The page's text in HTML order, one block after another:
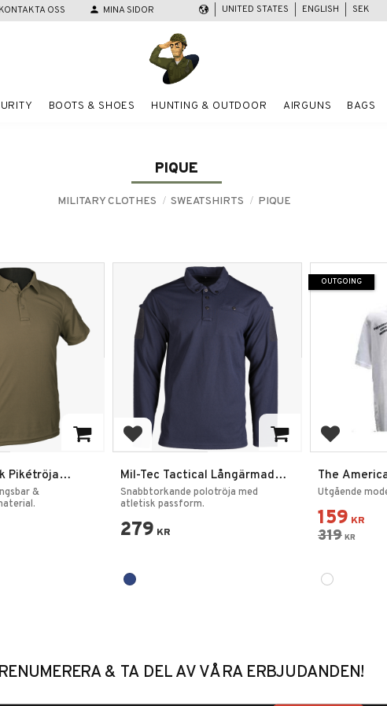
KONTAKTA OSS person MINA SIDOR UNITED STATES ENGLISH SEK
BOOTS & SHOES HUNTING & OUTDOOR AIRGUNS BAGS
PIQUE
MILITARY CLOTHES SWEATSHIRTS PIQUE
Pikétröja
&
Add to favorites
Mil-Tec Tactical Långärmad
Pikétröja
Snabbtorkande polotröja med
atletisk passform.
279 KR
Add to
The
Tröja Air
Utgående
159 KR
319 KR
OUTGOING
& TA DEL AV VÅRA ERBJUDANDEN!